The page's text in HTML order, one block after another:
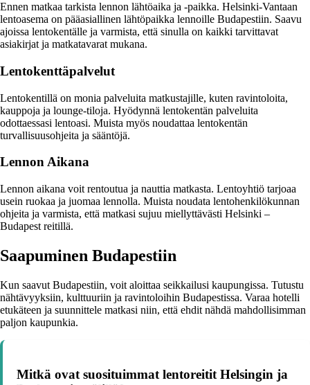
Ennen matkaa tarkista lennon lähtöaika ja -paikka. Helsinki-Vantaan
lentoasema on pääasiallinen lähtöpaikka lennoille Budapestiin. Saavu
ajoissa lentokentälle ja varmista, että sinulla on kaikki tarvittavat
asiakirjat ja matkatavarat mukana.
Lentokenttäpalvelut
Lentokentillä on monia palveluita matkustajille, kuten ravintoloita,
kauppoja ja lounge-tiloja. Hyödynnä lentokentän palveluita
odottaessasi lentoasi. Muista myös noudattaa lentokentän
turvallisuusohjeita ja sääntöjä.
Lennon Aikana
Lennon aikana voit rentoutua ja nauttia matkasta. Lentoyhtiö tarjoaa
usein ruokaa ja juomaa lennolla. Muista noudata lentohenkilökunnan
ohjeita ja varmista, että matkasi sujuu miellyttävästi Helsinki –
Budapest reitillä.
Saapuminen Budapestiin
Kun saavut Budapestiin, voit aloittaa seikkailusi kaupungissa. Tutustu
nähtävyyksiin, kulttuuriin ja ravintoloihin Budapestissa. Varaa hotelli
etukäteen ja suunnittele matkasi niin, että ehdit nähdä mahdollisimman
paljon kaupunkia.
Mitkä ovat suosituimmat lentoreitit Helsingin ja